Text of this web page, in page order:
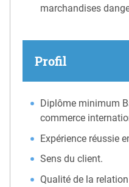
marchandises
Profil
Diplôme minimum
commerce
Expérience réussie
Sens du client.
Qualité de la